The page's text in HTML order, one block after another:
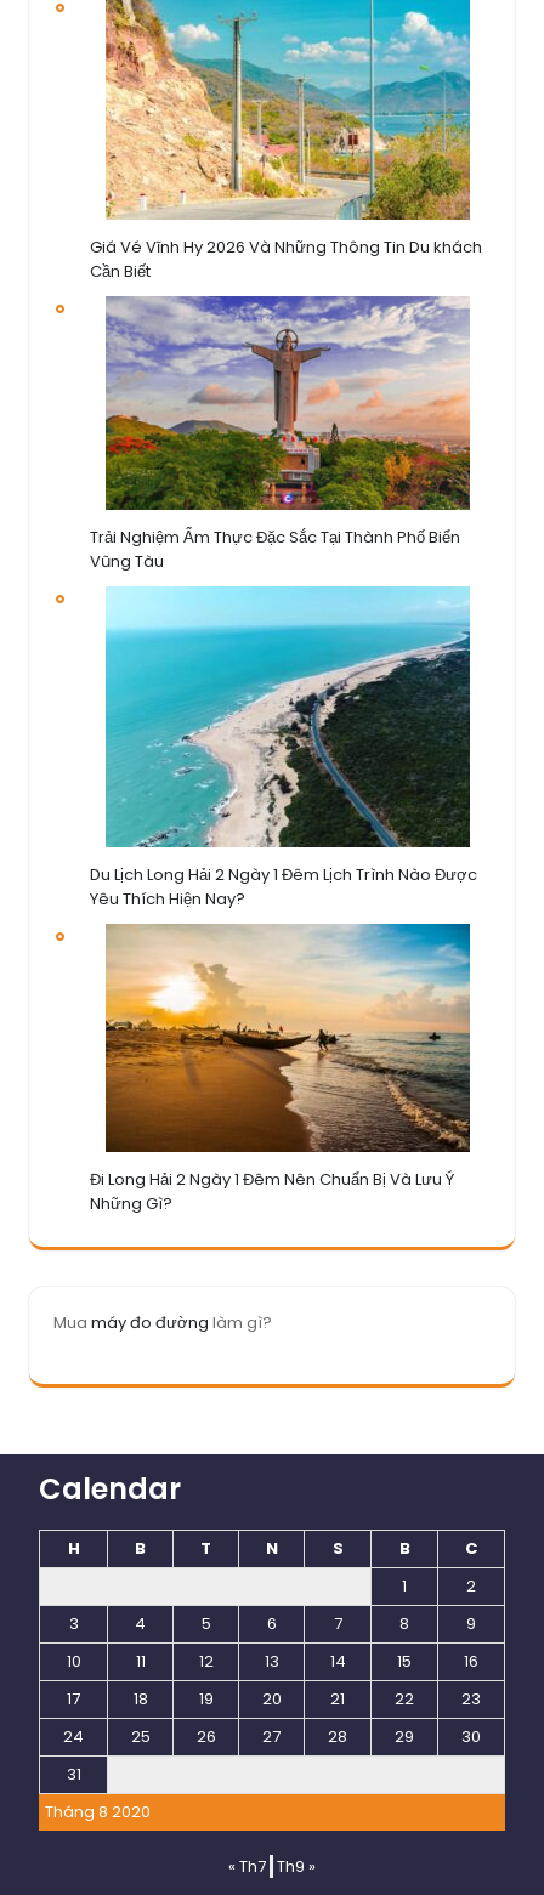
Giá Vé Vĩnh Hy 2026 Và Những Thông Tin Du khách
Cần Biết
Trải Nghiệm Ẩm Thực Đặc Sắc Tại Thành Phố Biển
Vũng Tàu
Du Lịch Long Hải 2 Ngày 1 Đêm Lịch Trình Nào Được
Yêu Thích Hiện Nay?
Đi Long Hải 2 Ngày 1 Đêm Nên Chuẩn Bị Và Lưu Ý
Những Gì?
Mua máy đo đường làm gì?
Calendar
Tháng 8 2020
H B T N S B
C
1
2
3
4 5 6 7 8
9
10
11 12 13 14 15
16
17
18 19 20 21 22
23
24
25 26 27 28 29
30
31
« Th7 Th9 »